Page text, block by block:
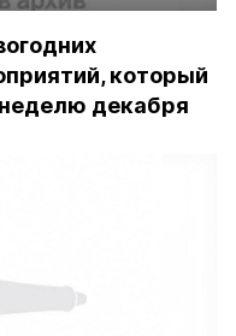
который
декабря